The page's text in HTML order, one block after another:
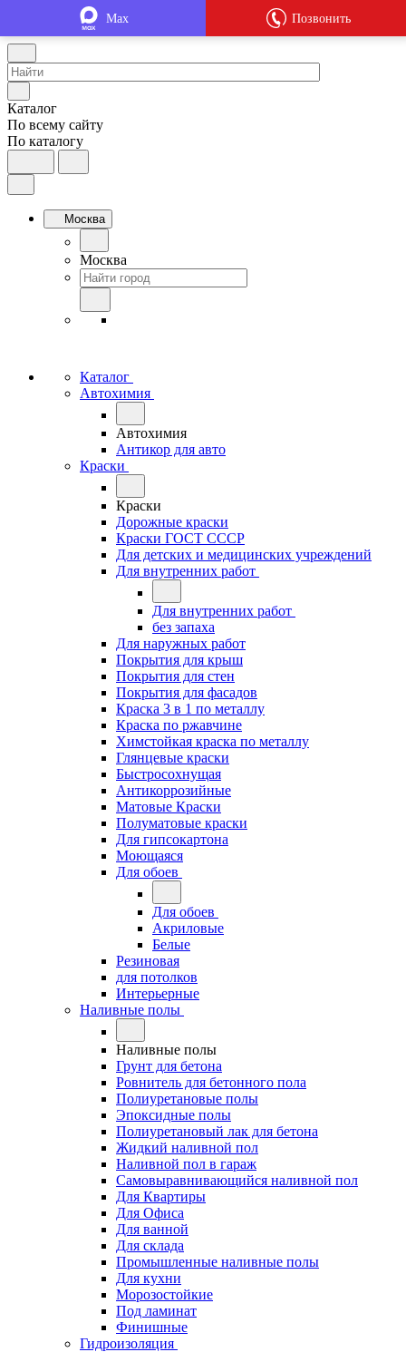
Каталог
По всему сайту
По каталогу
Москва
Москва
Каталог
Автохимия
Автохимия
Антикор для авто
Краски
Краски
Дорожные краски
Краски ГОСТ СССР
Для детских и медицинских учреждений
Для внутренних работ
Для внутренних работ
без запаха
Для наружных работ
Покрытия для крыш
Покрытия для стен
Покрытия для фасадов
Краска 3 в 1 по металлу
Краска по ржавчине
Химстойкая краска по металлу
Глянцевые краски
Быстросохнущая
Антикоррозийные
Матовые Краски
Полуматовые краски
Для гипсокартона
Моющаяся
Для обоев
Для обоев
Акриловые
Белые
Резиновая
для потолков
Интерьерные
Наливные полы
Наливные полы
Грунт для бетона
Ровнитель для бетонного пола
Полиуретановые полы
Эпоксидные полы
Полиуретановый лак для бетона
Жидкий наливной пол
Наливной пол в гараж
Самовыравнивающийся наливной пол
Для Квартиры
Для Офиса
Для ванной
Для склада
Промышленные наливные полы
Для кухни
Морозостойкие
Под ламинат
Финишные
Гидроизоляция
Max Позвонить